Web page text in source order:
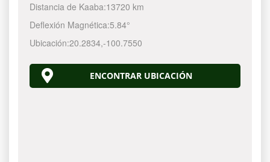
Distancia de Kaaba:13720 km
Deflexión Magnética:5.84°
Ubicación:20.2834,-100.7550
ENCONTRAR UBICACIÓN